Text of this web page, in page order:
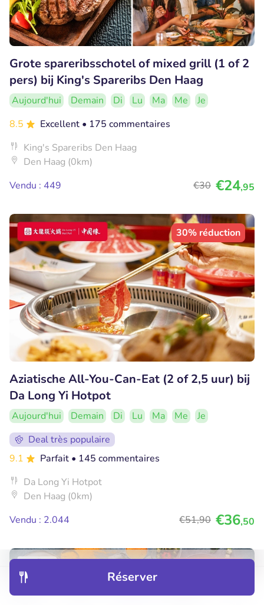
Réserver
Grote spareribsschotel of mixed grill (1 of 2
pers) bij King's Spareribs Den Haag
Aujourd'hui Demain Di Lu Ma Me
Je
8.5
Excellent • 175 commentaires
King's Spareribs Den Haag
Den Haag (0km)
Vendu : 449
€30 €24,95
30% réduction
Aziatische All-You-Can-Eat (2 of 2,5 uur) bij
Da Long Yi Hotpot
Aujourd'hui Demain Di Lu Ma Me
Je
Deal très populaire
9.1
Parfait • 145 commentaires
Da Long Yi Hotpot
Den Haag (0km)
Vendu : 2.044
€51,90 €36,50